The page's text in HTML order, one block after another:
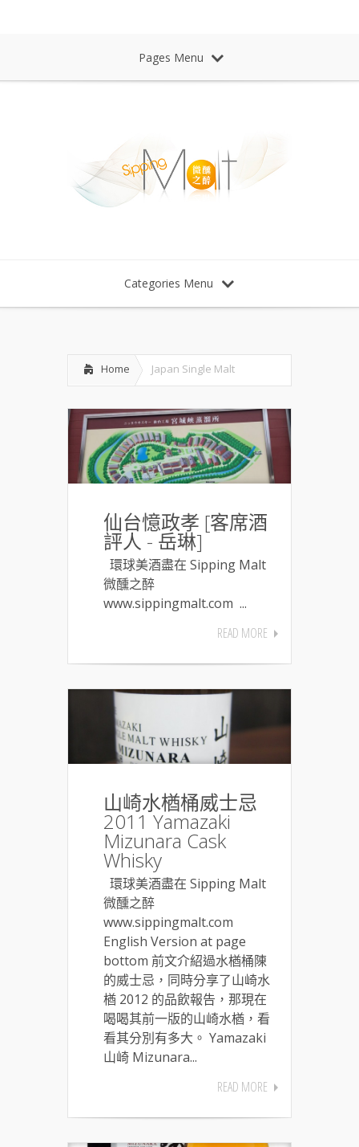
Pages Menu
Categories Menu
Home Japan Single Malt
仙台憶政孝 [客席酒
評人 - 岳琳]
環球美酒盡在 Sipping Malt
微醺之醉
www.sippingmalt.com ...
READ MORE
山崎水楢桶威士忌
2011 Yamazaki
Mizunara Cask
Whisky
環球美酒盡在 Sipping Malt
微醺之醉
www.sippingmalt.com
English Version at page
bottom 前文介紹過水楢桶陳
的威士忌，同時分享了山崎水
楢 2012 的品飲報告，那現在
喝喝其前一版的山崎水楢，看
看其分別有多大。 Yamazaki
山崎 Mizunara...
READ MORE